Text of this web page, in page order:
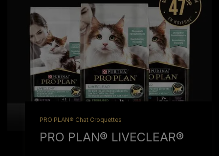
PRO PLAN® Chat Croquettes
PRO PLAN® LIVECLEAR®